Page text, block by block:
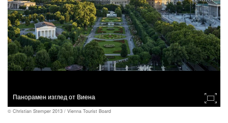
Панорамен изглед от Виена
© Christian Stemper 2013 / Vienna Tourist Board